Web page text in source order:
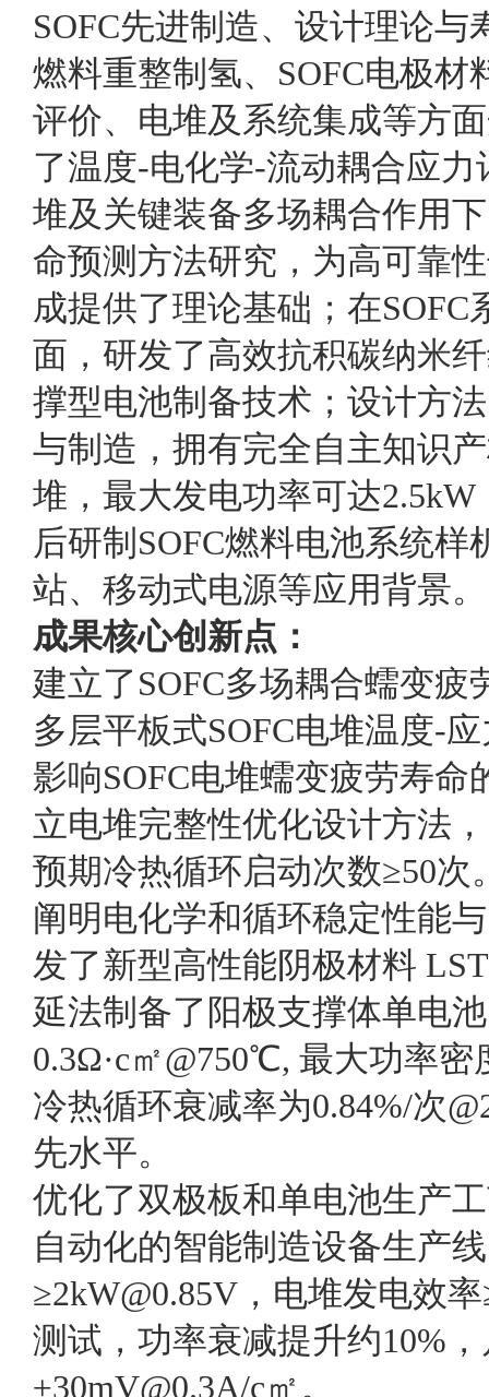
SOFC先进制造、设计理论
燃料重整制氢、SOFC电极
评价、电堆及系统集成等方
了温度-电化学-流动耦合应力
堆及关键装备多场耦合作用
命预测方法研究，为高可靠
成提供了理论基础；在
面，研发了高效抗积碳纳米
撑型电池制备技术；设计方
与制造，拥有完全自主知识
堆，最大发电功率可达
后研制SOFC燃料电池系统
站、移动式电源等应用背景。
成果核心创新点：
建立了SOFC多场耦合蠕变
多层平板式SOFC电堆温度-
影响SOFC电堆蠕变疲劳寿
立电堆完整性优化设计方法
预期冷热循环启动次数≥50次
阐明电化学和循环稳定性能
发了新型高性能阴极材料
延法制备了阳极支撑体单电
0.3Ω·c㎡@750℃, 最大功率密
冷热循环衰减率为0.84%/次
先水平。
优化了双极板和单电池生产
自动化的智能制造设备生产
≥2kW@0.85V，电堆发电效
测试，功率衰减提升约10%
±30mV@0.3A/c㎡。